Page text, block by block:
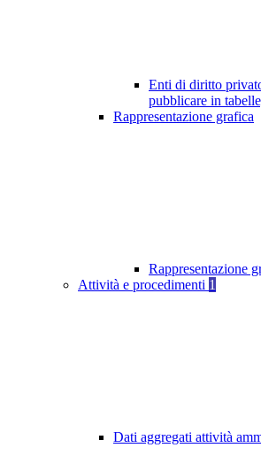
Enti di diritto
pubblicare in
Rappresentazione grafica
Rappresentazione
Attività e procedimenti 1
Dati aggregati attività